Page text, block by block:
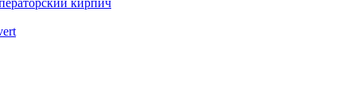
кирпич